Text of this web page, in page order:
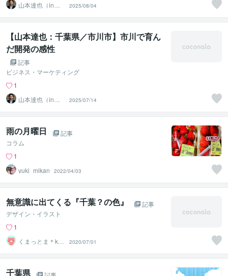
山本達也（in千
葉県市川市）
2025/08/04
【山本達也：千葉県／市川市】市川で育ん
だ開発の感性
記事
ビジネス・マーケティング
1
山本達也（in千
葉県市川市）
2025/07/14
雨の月曜日
記事
コラム
1
yuki_mikan
2022/04/03
無意識に出てくる『千葉？の色』
記事
デザイン・イラスト
1
くまっとま＊ku
mattoma
2020/07/01
千葉県